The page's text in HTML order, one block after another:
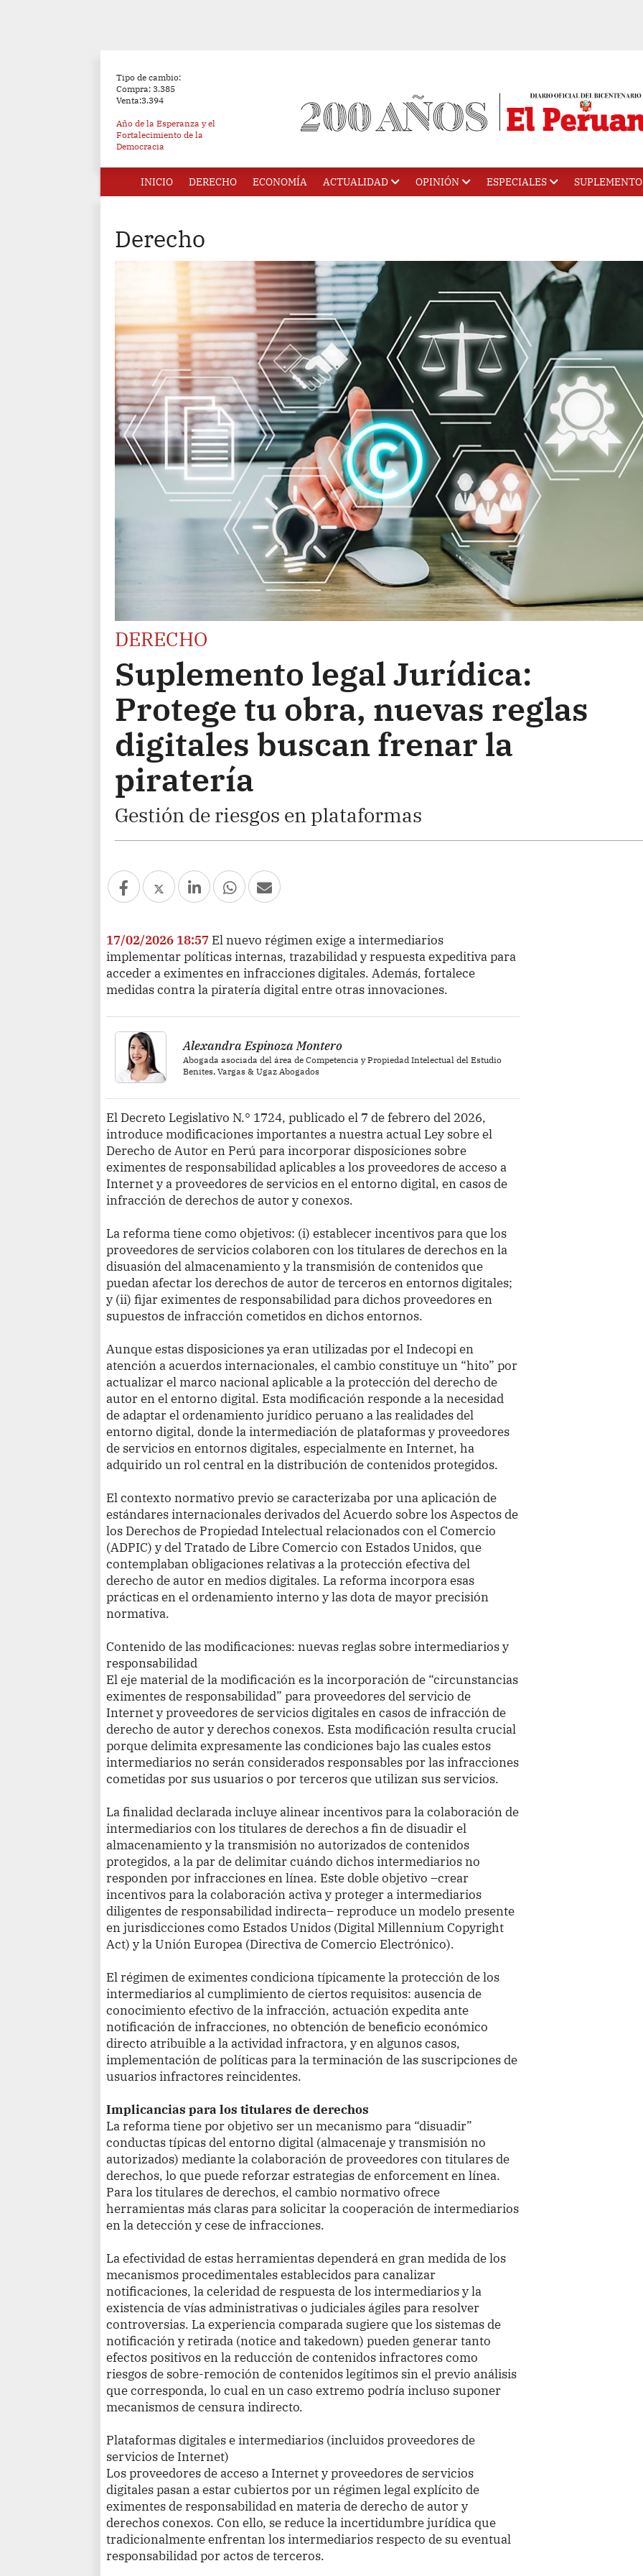
Tipo de cambio:
Compra: 3.385
Venta:3.394
Año de la Esperanza y el
Fortalecimiento de la
Democracia
INICIO DERECHO ECONOMÍA ACTUALIDAD OPINIÓN ESPECIALES
Derecho
DERECHO
Suplemento legal Jurídica:
Protege tu obra, nuevas reglas
digitales buscan frenar la
piratería
Gestión de riesgos en plataformas
17/02/2026 18:57 El nuevo régimen exige a intermediarios
implementar políticas internas, trazabilidad y respuesta expeditiva para
acceder a eximentes en infracciones digitales. Además, fortalece
medidas contra la piratería digital entre otras innovaciones.
Alexandra Espinoza Montero
Abogada asociada del área de Competencia y Propiedad Intelectual del Estudio
Benites, Vargas & Ugaz Abogados
El Decreto Legislativo N.° 1724, publicado el 7 de febrero del 2026,
introduce modificaciones importantes a nuestra actual Ley sobre el
Derecho de Autor en Perú para incorporar disposiciones sobre
eximentes de responsabilidad aplicables a los proveedores de acceso a
Internet y a proveedores de servicios en el entorno digital, en casos de
infracción de derechos de autor y conexos.
La reforma tiene como objetivos: (i) establecer incentivos para que los
proveedores de servicios colaboren con los titulares de derechos en la
disuasión del almacenamiento y la transmisión de contenidos que
puedan afectar los derechos de autor de terceros en entornos digitales;
y (ii) fijar eximentes de responsabilidad para dichos proveedores en
supuestos de infracción cometidos en dichos entornos.
Aunque estas disposiciones ya eran utilizadas por el Indecopi en
atención a acuerdos internacionales, el cambio constituye un “hito” por
actualizar el marco nacional aplicable a la protección del derecho de
autor en el entorno digital. Esta modificación responde a la necesidad
de adaptar el ordenamiento jurídico peruano a las realidades del
entorno digital, donde la intermediación de plataformas y proveedores
de servicios en entornos digitales, especialmente en Internet, ha
adquirido un rol central en la distribución de contenidos protegidos.
El contexto normativo previo se caracterizaba por una aplicación de
estándares internacionales derivados del Acuerdo sobre los Aspectos de
los Derechos de Propiedad Intelectual relacionados con el Comercio
(ADPIC) y del Tratado de Libre Comercio con Estados Unidos, que
contemplaban obligaciones relativas a la protección efectiva del
derecho de autor en medios digitales. La reforma incorpora esas
prácticas en el ordenamiento interno y las dota de mayor precisión
normativa.
Contenido de las modificaciones: nuevas reglas sobre intermediarios y
responsabilidad
El eje material de la modificación es la incorporación de “circunstancias
eximentes de responsabilidad” para proveedores del servicio de
Internet y proveedores de servicios digitales en casos de infracción de
derecho de autor y derechos conexos. Esta modificación resulta crucial
porque delimita expresamente las condiciones bajo las cuales estos
intermediarios no serán considerados responsables por las infracciones
cometidas por sus usuarios o por terceros que utilizan sus servicios.
La finalidad declarada incluye alinear incentivos para la colaboración de
intermediarios con los titulares de derechos a fin de disuadir el
almacenamiento y la transmisión no autorizados de contenidos
protegidos, a la par de delimitar cuándo dichos intermediarios no
responden por infracciones en línea. Este doble objetivo –crear
incentivos para la colaboración activa y proteger a intermediarios
diligentes de responsabilidad indirecta– reproduce un modelo presente
en jurisdicciones como Estados Unidos (Digital Millennium Copyright
Act) y la Unión Europea (Directiva de Comercio Electrónico).
El régimen de eximentes condiciona típicamente la protección de los
intermediarios al cumplimiento de ciertos requisitos: ausencia de
conocimiento efectivo de la infracción, actuación expedita ante
notificación de infracciones, no obtención de beneficio económico
directo atribuible a la actividad infractora, y en algunos casos,
implementación de políticas para la terminación de las suscripciones de
usuarios infractores reincidentes.
Implicancias para los titulares de derechos
La reforma tiene por objetivo ser un mecanismo para “disuadir”
conductas típicas del entorno digital (almacenaje y transmisión no
autorizados) mediante la colaboración de proveedores con titulares de
derechos, lo que puede reforzar estrategias de enforcement en línea.
Para los titulares de derechos, el cambio normativo ofrece
herramientas más claras para solicitar la cooperación de intermediarios
en la detección y cese de infracciones.
La efectividad de estas herramientas dependerá en gran medida de los
mecanismos procedimentales establecidos para canalizar
notificaciones, la celeridad de respuesta de los intermediarios y la
existencia de vías administrativas o judiciales ágiles para resolver
controversias. La experiencia comparada sugiere que los sistemas de
notificación y retirada (notice and takedown) pueden generar tanto
efectos positivos en la reducción de contenidos infractores como
riesgos de sobre-remoción de contenidos legítimos sin el previo análisis
que corresponda, lo cual en un caso extremo podría incluso suponer
mecanismos de censura indirecto.
Plataformas digitales e intermediarios (incluidos proveedores de
servicios de Internet)
Los proveedores de acceso a Internet y proveedores de servicios
digitales pasan a estar cubiertos por un régimen legal explícito de
eximentes de responsabilidad en materia de derecho de autor y
derechos conexos. Con ello, se reduce la incertidumbre jurídica que
tradicionalmente enfrentan los intermediarios respecto de su eventual
responsabilidad por actos de terceros.